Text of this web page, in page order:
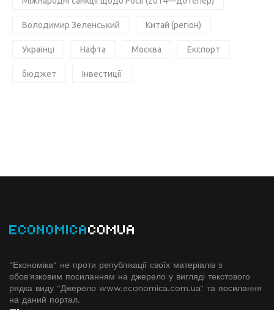
Володимир Зеленський Китай (регіон)
Українці Нафта Москва Експорт
бюджет Інвестиції
ECONOMICACOMUA
"Економіка" не проти републікації своїх матеріалів з
обов'язковим посиланням на джерело у вигляді текстового
рядка виду "Джерело www.economiсa.com.ua" та посилання
на даний портал.